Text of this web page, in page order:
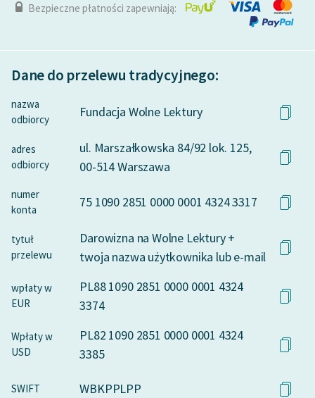
Bezpieczne płatności zapewniają:
Dane do przelewu tradycyjnego:
nazwa
odbiorcy
Fundacja Wolne Lektury
adres
odbiorcy
ul. Marszałkowska 84/92 lok. 125,
00-514 Warszawa
numer
konta
75 1090 2851 0000 0001 4324 3317
tytuł
przelewu
Darowizna na Wolne Lektury +
twoja nazwa użytkownika lub e-mail
wpłaty w
EUR
PL88 1090 2851 0000 0001 4324
3374
Wpłaty w
USD
PL82 1090 2851 0000 0001 4324
3385
SWIFT WBKPPLPP